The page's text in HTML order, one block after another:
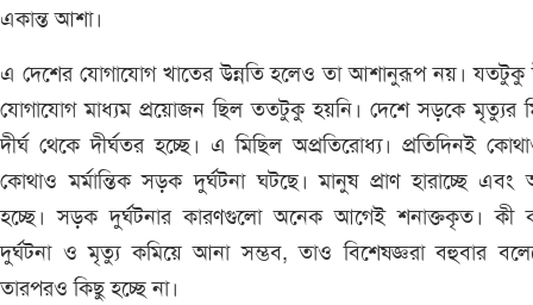
একান্ত আশা।
এ দেশের যোগাযোগ খাতের উন্নতি হলেও তা আশানুরূপ নয়। যতটুকু
যোগাযোগ মাধ্যম প্রয়োজন ছিল ততটুকু হয়নি। দেশে সড়কে মৃত্যুর
দীর্ঘ থেকে দীর্ঘতর হচ্ছে। এ মিছিল অপ্রতিরোধ্য। প্রতিদিনই
কোথাও মর্মান্তিক সড়ক দুর্ঘটনা ঘটছে। মানুষ প্রাণ হারাচ্ছে
হচ্ছে। সড়ক দুর্ঘটনার কারণগুলো অনেক আগেই শনাক্তকৃত। কী
দুর্ঘটনা ও মৃত্যু কমিয়ে আনা সম্ভব, তাও বিশেষজ্ঞরা বহুবার
তারপরও কিছু হচ্ছে না।